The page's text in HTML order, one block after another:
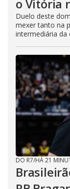
o Vitória
Duelo deste
mexer tanto na
intermediária da
DO R7/HÁ 21